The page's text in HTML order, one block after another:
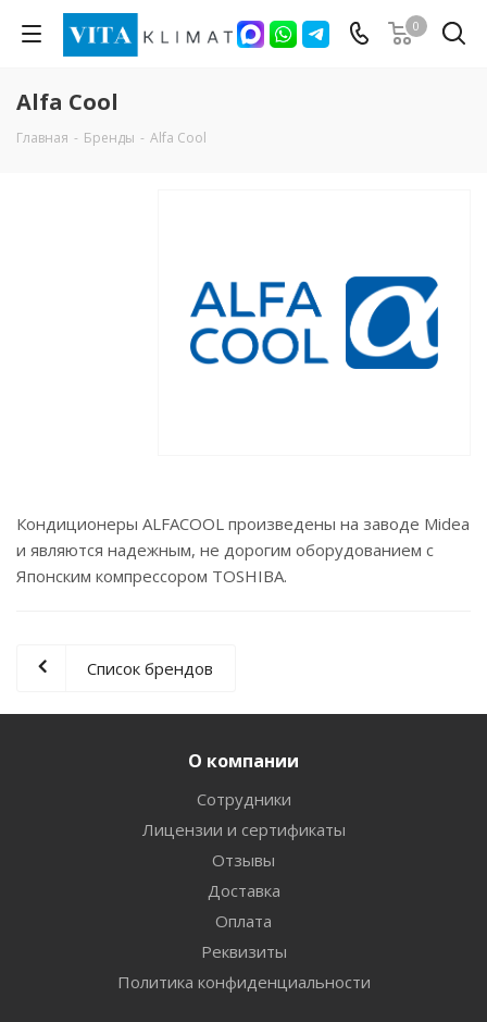
0
Alfa Cool
Главная - Бренды - Alfa Cool
Кондиционеры ALFACOOL произведены на заводе Midea
и являются надежным, не дорогим оборудованием с
Японским компрессором TOSHIBA.
Список брендов
О компании
Сотрудники
Лицензии и сертификаты
Отзывы
Доставка
Оплата
Реквизиты
Политика конфиденциальности